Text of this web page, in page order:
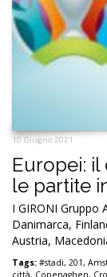
10 Giugno 2021
Europei:
le partite
I GIRONI Gruppo
Danimarca,
Austria,
Tags: #stadi, 201,
città, Copenaghen,